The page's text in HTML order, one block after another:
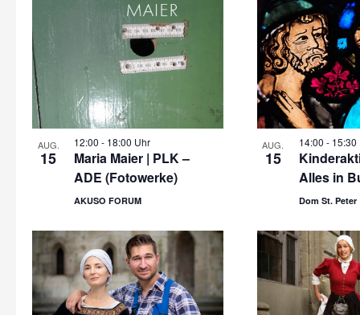
AUG.
15
12:00 - 18:00 Uhr
Maria Maier | PLK –
ADE (Fotowerke)
AKUSO FORUM
AUG.
15
14:00 - 15:30
Alles in
Dom St. Peter